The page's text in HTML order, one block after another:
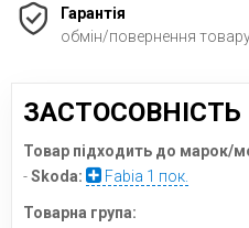
Гарантія
обмін/повернення
ЗАСТОСОВНІСТЬ
Товар підходить до марок/
-Skoda: Fabia 1 пок.
Товарна група: